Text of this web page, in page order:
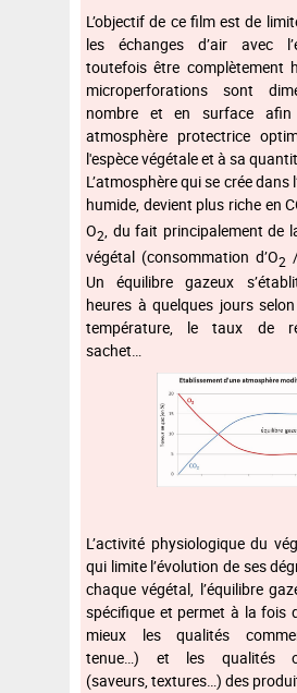
L’objectif de ce film est de
les échanges d’air avec
toutefois être complètement
microperforations sont
nombre et en surface
atmosphère protectrice
l'espèce végétale et à sa
L’atmosphère qui se crée dans
humide, devient plus riche en
O2, du fait principalement de
végétal (consommation d’O2
Un équilibre gazeux
heures à quelques jours
température, le taux de
sachet…
L’activité physiologique du
qui limite l’évolution de ses
chaque végétal, l’équilibre
spécifique et permet à la fois
mieux les qualités
tenue…) et les qualités
(saveurs, textures…) des